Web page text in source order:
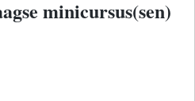
minicursus(sen)